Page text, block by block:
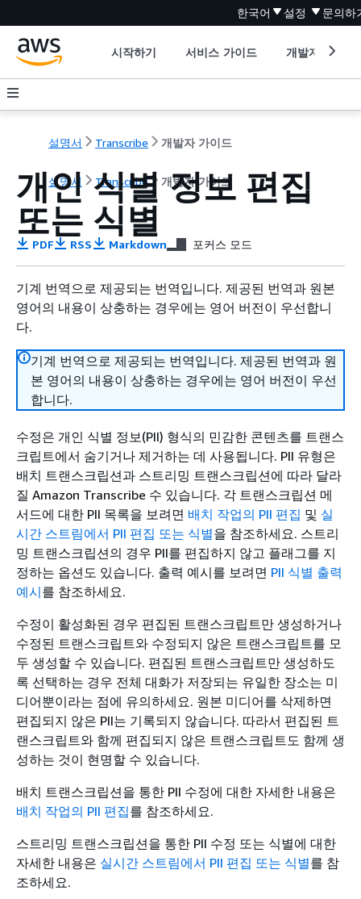
한국어 설정 문의하
시작하기 서비스 가이드 개발자 도구
설명서 Transcribe 개발자 가이드
설명서 Transcribe 개발자 가이드
개인 식별 정보 편집
또는 식별
PDF RSS Markdown 포커스 모드
기계 번역으로 제공되는 번역입니다. 제공된 번역과 원본
영어의 내용이 상충하는 경우에는 영어 버전이 우선합니
다.
기계 번역으로 제공되는 번역입니다. 제공된 번역과 원
본 영어의 내용이 상충하는 경우에는 영어 버전이 우선
합니다.
수정은 개인 식별 정보(PII) 형식의 민감한 콘텐츠를 트랜스
크립트에서 숨기거나 제거하는 데 사용됩니다. PII 유형은
배치 트랜스크립션과 스트리밍 트랜스크립션에 따라 달라
질 Amazon Transcribe 수 있습니다. 각 트랜스크립션 메
서드에 대한 PII 목록을 보려면 배치 작업의 PII 편집 및 실
시간 스트림에서 PII 편집 또는 식별을 참조하세요. 스트리
밍 트랜스크립션의 경우 PII를 편집하지 않고 플래그를 지
정하는 옵션도 있습니다. 출력 예시를 보려면 PII 식별 출력
예시를 참조하세요.
수정이 활성화된 경우 편집된 트랜스크립트만 생성하거나
수정된 트랜스크립트와 수정되지 않은 트랜스크립트를 모
두 생성할 수 있습니다. 편집된 트랜스크립트만 생성하도
록 선택하는 경우 전체 대화가 저장되는 유일한 장소는 미
디어뿐이라는 점에 유의하세요. 원본 미디어를 삭제하면
편집되지 않은 PII는 기록되지 않습니다. 따라서 편집된 트
랜스크립트와 함께 편집되지 않은 트랜스크립트도 함께 생
성하는 것이 현명할 수 있습니다.
배치 트랜스크립션을 통한 PII 수정에 대한 자세한 내용은
배치 작업의 PII 편집를 참조하세요.
스트리밍 트랜스크립션을 통한 PII 수정 또는 식별에 대한
자세한 내용은 실시간 스트림에서 PII 편집 또는 식별를 참
조하세요.